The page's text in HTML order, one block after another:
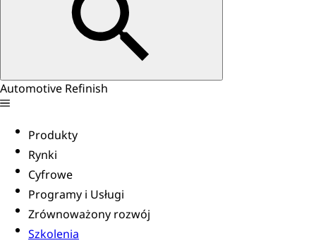
Automotive Refinish
Produkty
Rynki
Cyfrowe
Programy i Usługi
Zrównoważony rozwój
Szkolenia